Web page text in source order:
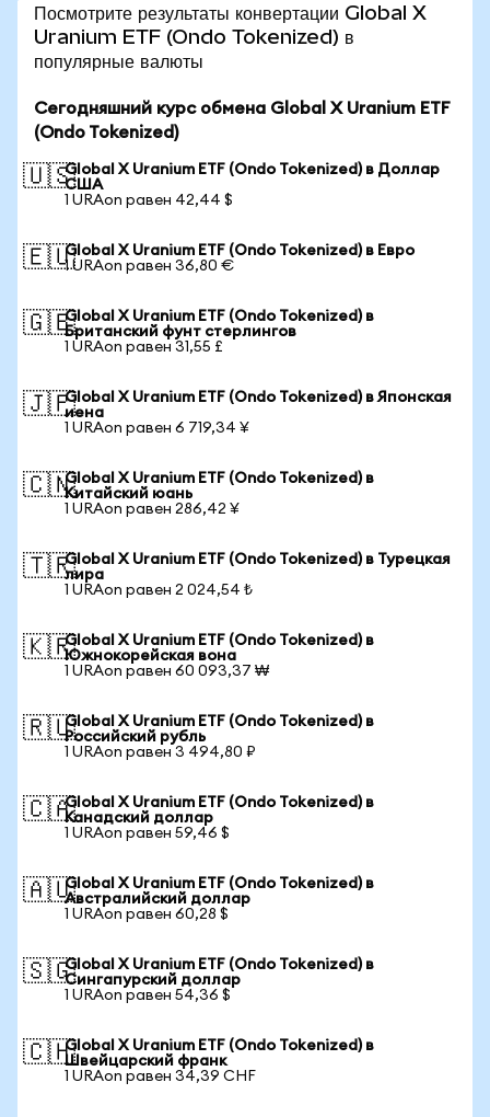
Посмотрите результаты конвертации Global X
Uranium ETF (Ondo Tokenized) в
популярные валюты
Сегодняшний курс обмена Global X Uranium ETF
(Ondo Tokenized)
🇺🇸Global X Uranium ETF (Ondo Tokenized) в Доллар
США
1 URAon равен 42,44 $
🇪🇺Global X Uranium ETF (Ondo Tokenized) в Евро
1 URAon равен 36,80 €
🇬🇧Global X Uranium ETF (Ondo Tokenized) в
Британский фунт стерлингов
1 URAon равен 31,55 £
🇯🇵Global X Uranium ETF (Ondo Tokenized) в Японская
иена
1 URAon равен 6 719,34 ¥
🇨🇳Global X Uranium ETF (Ondo Tokenized) в
Китайский юань
1 URAon равен 286,42 ¥
🇹🇷Global X Uranium ETF (Ondo Tokenized) в Турецкая
лира
1 URAon равен 2 024,54 ₺
🇰🇷Global X Uranium ETF (Ondo Tokenized) в
Южнокорейская вона
1 URAon равен 60 093,37 ₩
🇷🇺Global X Uranium ETF (Ondo Tokenized) в
Российский рубль
1 URAon равен 3 494,80 ₽
🇨🇦Global X Uranium ETF (Ondo Tokenized) в
Канадский доллар
1 URAon равен 59,46 $
🇦🇺Global X Uranium ETF (Ondo Tokenized) в
Австралийский доллар
1 URAon равен 60,28 $
🇸🇬Global X Uranium ETF (Ondo Tokenized) в
Сингапурский доллар
1 URAon равен 54,36 $
🇨🇭Global X Uranium ETF (Ondo Tokenized) в
Швейцарский франк
1 URAon равен 34,39 CHF